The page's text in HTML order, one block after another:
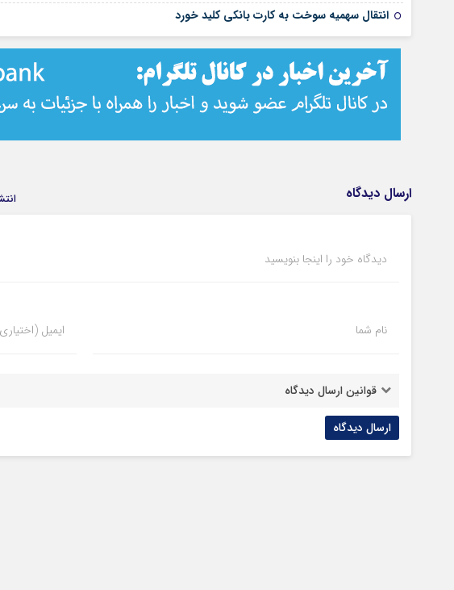
انتقال سهمیه سوخت به کارت بانکی کلید خورد
ارسال دیدگاه
دیدگاه خود را اینجا بنویسید
نام شما ایمیل
قوانین ارسال دیدگاه